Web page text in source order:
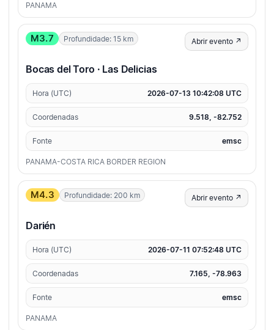
PANAMA
M3.7 Profundidade: 15 km Abrir evento ↗
Bocas del Toro · Las Delicias
Hora (UTC) 2026-07-13 10:42:08 UTC
Coordenadas 9.518, -82.752
Fonte emsc
PANAMA-COSTA RICA BORDER REGION
M4.3 Profundidade: 200 km Abrir evento ↗
Darién
Hora (UTC) 2026-07-11 07:52:48 UTC
Coordenadas 7.165, -78.963
Fonte emsc
PANAMA